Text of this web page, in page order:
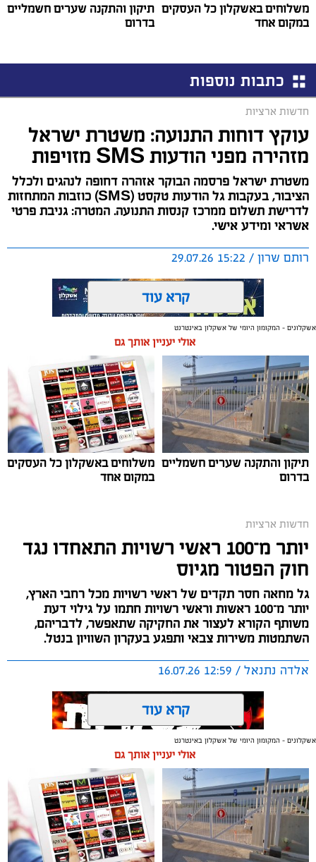
משלוחים באשקלון כל העסקים
במקום אחד
תיקון והתקנה שערים חשמליים
בדרום
כתבות נוספות
חדשות ארציות
עוקץ דוחות התנועה: משטרת ישראל
מזהירה מפני הודעות SMS מזויפות
משטרת ישראל פרסמה הבוקר אזהרה דחופה לנהגים ולכלל
הציבור, בעקבות גל הודעות טקסט (SMS) כוזבות המתחזות
לדרישת תשלום ממרכז קנסות התנועה. המטרה: גניבת פרטי
אשראי ומידע אישי.
רותם שרון / 15:22 29.07.26
תגים:משטרת ישראל
קרדיט: משטרת ישראל
החל משעות הבוקר (רביעי), החלו אזרחים רבים לקבל
הודעות טקסט לטלפונים הניידים שלהם, המבשרות להם
לכאורה כי עליהם לשלם דוח תנועה. ההודעות, אשר
מנוסחות באופן רשמי למראה ומתחזות להודעות מטעם
משטרת ישראל ומרכז קנסות התנועה, דורשות מהאזרחים
להסדיר את התשלום באופן מיידי באמצעות לחיצה על
קישור המצורף להודעה.
במשטרה מבהירים באופן חד משמעי כי מדובר בהונאת רשת
קרא עוד
אשקלונים - המקומון היומי של אשקלון באינטרנט
אולי יעניין אותך גם
תיקון והתקנה שערים חשמליים
בדרום
משלוחים באשקלון כל העסקים
במקום אחד
חדשות ארציות
יותר מ־100 ראשי רשויות התאחדו נגד
חוק הפטור מגיוס
גל מחאה חסר תקדים של ראשי רשויות מכל רחבי הארץ,
יותר מ־100 ראשות וראשי רשויות חתמו על גילוי דעת
משותף הקורא לעצור את החקיקה שתאפשר, לדבריהם,
השתמטות משירות צבאי ותפגע בעקרון השוויון בנטל.
אלדה נתנאל / 12:59 16.07.26
תגים:נגד חוק הפטור מגיוס
את המהלך הוביל ראש מועצת עמק הירדן, עידן גרינבאום,
שגייס סביבו עשרות רבות של ראשי רשויות מכל קצוות
הארץ, שבחרו להביע עמדה פומבית ולהצהיר כי לא ישתקו
קרא עוד
אשקלונים - המקומון היומי של אשקלון באינטרנט
אולי יעניין אותך גם